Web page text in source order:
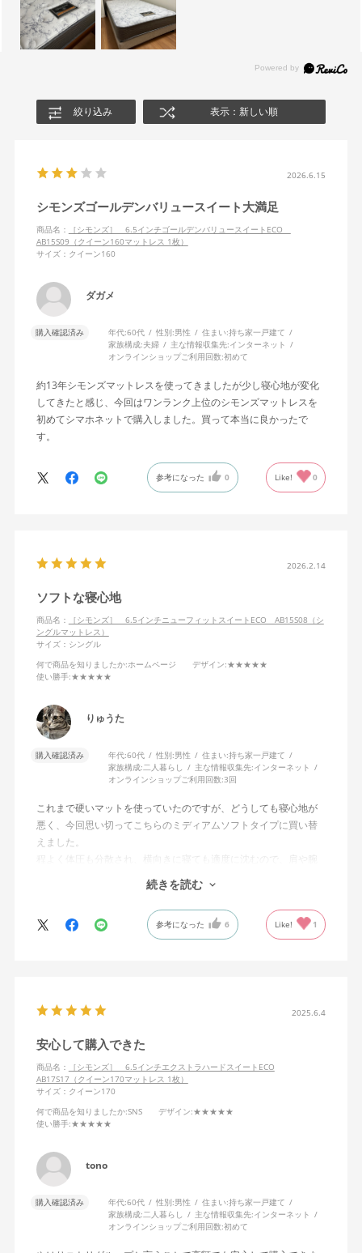
絞り込み 表示：新しい順
2026.6.15
シモンズゴールデンバリュースイート大満足
商品名：
［シモンズ］ 6.5インチゴールデンバリュースイートECO
AB15S09（クイーン160マットレス 1枚）
サイズ：クイーン160
ダガメ
購入確認済み 年代:60代 性別:男性 住まい:持ち家一戸建て
家族構成:夫婦 主な情報収集先:インターネット
オンラインショップご利用回数:初めて
約13年シモンズマットレスを使ってきましたが少し寝心地が変化
してきたと感じ、今回はワンランク上位のシモンズマットレスを
初めてシマホネットで購入しました。買って本当に良かったで
す。
参考になった 0 Like! 0
2026.2.14
ソフトな寝心地
商品名：
［シモンズ］ 6.5インチニューフィットスイートECO AB15S08（シ
ングルマットレス）
サイズ：シングル
何で商品を知りましたか:ホームページ デザイン:★★★★★
使い勝手:★★★★★
りゅうた
購入確認済み 年代:60代 性別:男性 住まい:持ち家一戸建て
家族構成:二人暮らし 主な情報収集先:インターネット
オンラインショップご利用回数:3回
これまで硬いマットを使っていたのですが、どうしても寝心地が
悪く、今回思い切ってこちらのミディアムソフトタイプに買い替
えました。
程よく体圧も分散され、横向きに寝ても適度に沈むので、肩や腕
も痛くならず、これまでとは比べものにならないくらい快適な寝
とても良い買い物だったと思っています。
続きを読む
参考になった 6 Like! 1
2025.6.4
安心して購入できた
商品名：
［シモンズ］ 6.5インチエクストラハードスイートECO
AB17S17（クイーン170マットレス 1枚）
サイズ：クイーン170
何で商品を知りましたか:SNS デザイン:★★★★★
使い勝手:★★★★★
tono
購入確認済み 年代:60代 性別:男性 住まい:持ち家一戸建て
家族構成:二人暮らし 主な情報収集先:インターネット
オンラインショップご利用回数:初めて